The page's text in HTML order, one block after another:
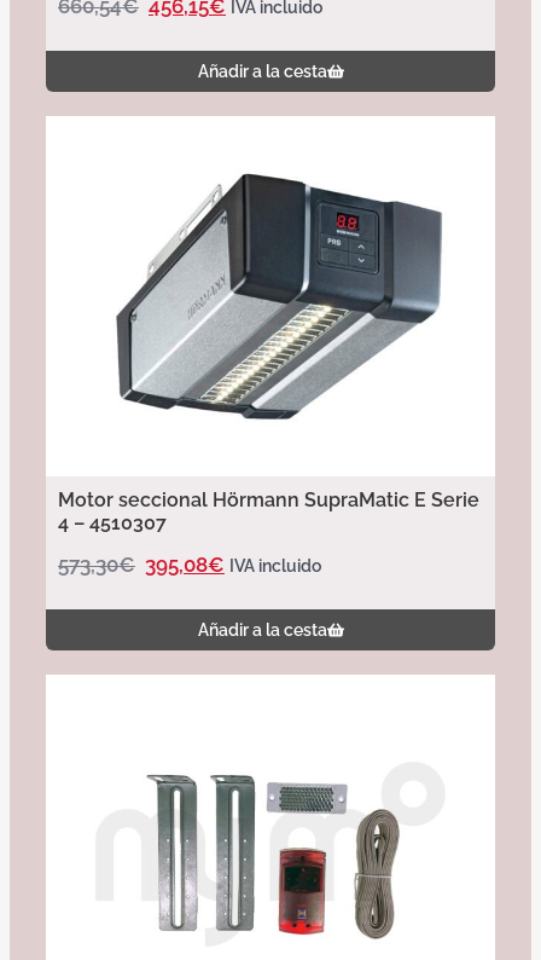
660,54€ 456,15€ IVA incluido
Añadir a la cesta
Motor seccional Hörmann SupraMatic E Serie
4 – 4510307
573,30€ 395,08€ IVA incluido
Añadir a la cesta